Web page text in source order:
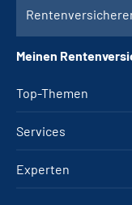
Top-Themen
Services
Experten
Meinen